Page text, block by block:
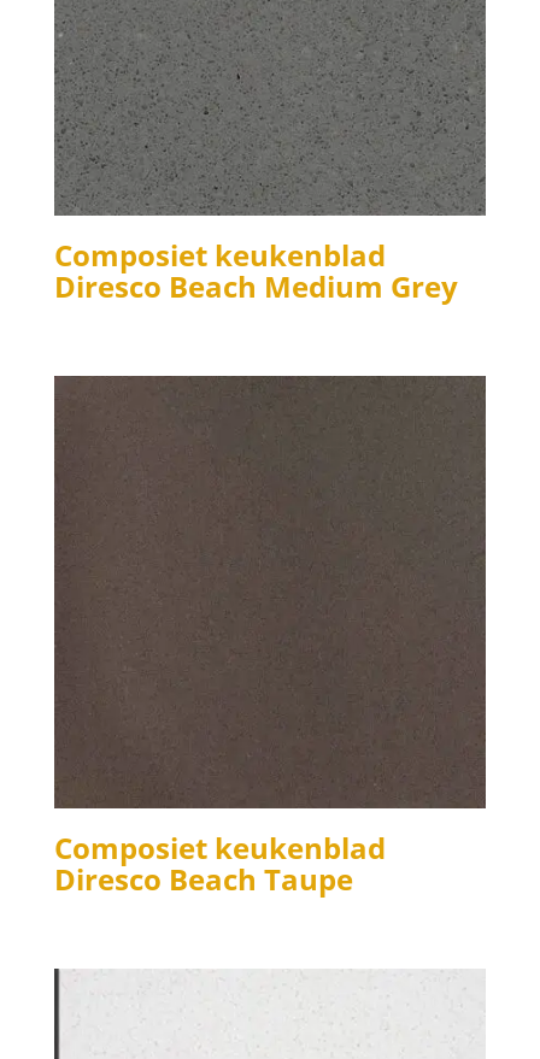
Composiet keukenblad
Diresco Beach Medium Grey
Composiet keukenblad
Diresco Beach Taupe